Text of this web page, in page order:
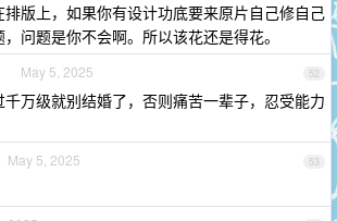
版上，如果你有设计功底要来原片自己修自己
问题是你不会啊。所以该花还是得花。
52
May 5, 2025
万级就别结婚了，否则痛苦一辈子，忍受能力
53
May 5, 2025